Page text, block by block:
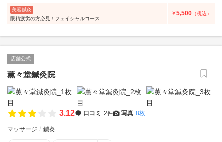
美容鍼灸
眼精疲労の方必見！フェイシャルコース
￥5,500 （税込）
店舗公式
薫々堂鍼灸院
3.12 口コミ 2件 写真 8枚
マッサージ 鍼灸